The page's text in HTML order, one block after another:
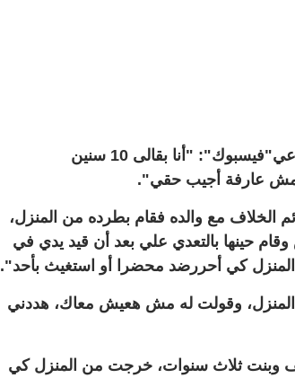
وأوضحت مريم عبر حسابها الشخصي بموقع التواصل الأجتماعي"فيسبوك": "أنا بقالى 10 سنين
ومش عارفة أجيب حقي".
الخلاف مع والده فقام بطرده من المنزل،
وقام حينها بالتعدي علي بعد أن قيد يدي في
كي أحررضد محضرا أو استغيث بأحد".
وقولت له مش هعيش معاك، هددني
ونصف وبنت ثلاث سنوات، خرجت من المنزل كي